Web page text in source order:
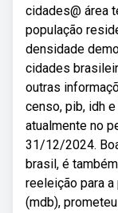
cidades@ área
população
densidade
cidades
outras
censo, pib, idh
atualmente no
31/12/2024.
brasil, é
reeleição para
(mdb),